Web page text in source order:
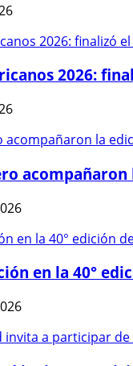
2026:
acompañaron
en la 40°